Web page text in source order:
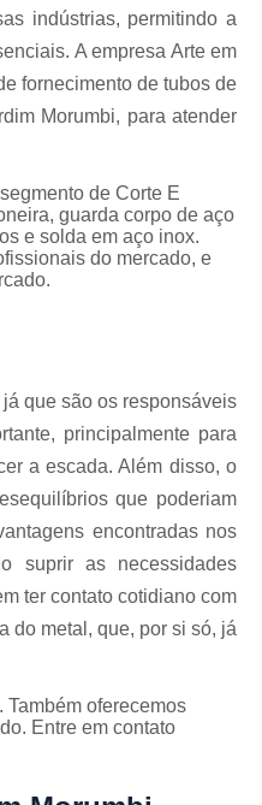
de Aço Galvanizado
Corrimão em
Corrimão em Tubo de Aço
Corrimão
Corrimão de Ferro
Escada Interna Ferro
Corrimão Ferro Quadrado
com Ferro Tipo
de Escada de Ferro
Corrimão de Galvanizado
Corrimão em Ferro
Corrimão Galvanizado
Corrimão Galvanizado Ferro
Corrimão Escada Interna
indústrias, permitindo a
A empresa Arte em
fornecimento de tubos de
Morumbi, para atender
de Corte E
guarda corpo de aço
e solda em aço inox.
do mercado, e
que são os responsáveis
principalmente para
a escada. Além disso, o
que poderiam
encontradas nos
suprir as necessidades
ter contato cotidiano com
do metal, que, por si só, já
oferecemos
Entre em contato